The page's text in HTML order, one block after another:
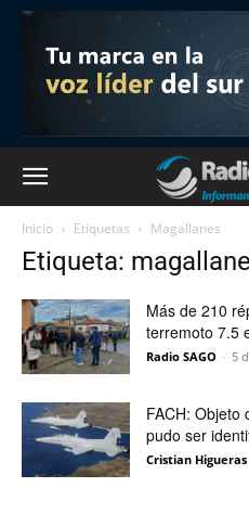
Inicio Etiquetas Magallanes
Etiqueta:
Más de 210
terremoto 7.5
Radio SAGO - 5
FACH: Objeto
pudo ser
Cristian Higueras